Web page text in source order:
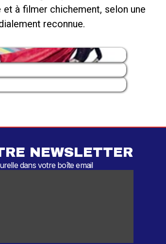
à filmer chichement, selon une
reconnue.
NEWSLETTER
dans votre boîte email